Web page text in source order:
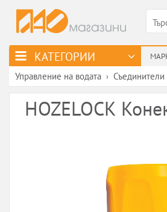
КАТЕГОРИИ
Управление на водата › Съединители
HOZELOCK